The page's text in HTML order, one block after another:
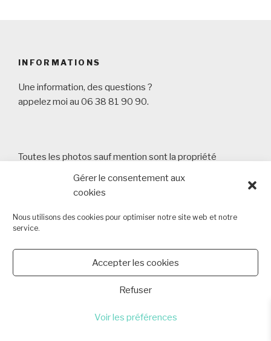
Gérer le consentement aux
cookies
Nous utilisons des cookies pour optimiser notre site web et notre
service.
Accepter les cookies
Refuser
Voir les préférences
INFORMATIONS
Une information, des questions ?
appelez moi au 06 38 81 90 90.
Toutes les photos sauf mention sont la propriété
Bouguenais
Tèl : 06 38 81 90 90
Politique de confidentialité